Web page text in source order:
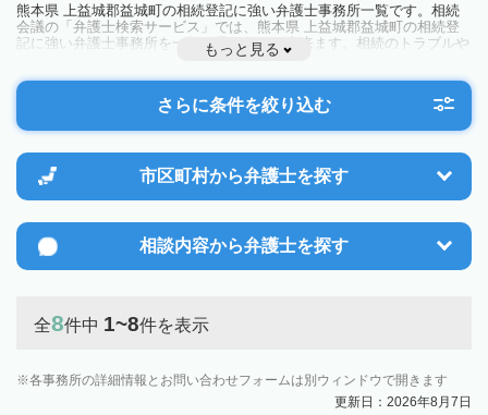
熊本県 上益城郡益城町の相続登記に強い弁護士事務所一覧です。相続
会議の「弁護士検索サービス」では、熊本県 上益城郡益城町の相続登
記に強い弁護士事務所を一覧で見ることが出来ます。相続のトラブルや
お悩みを抱えている方は一度近隣の弁護士に相談してみましょう。
もっと見る
さらに条件を絞り込む
市区町村から弁護士を探す
相談内容から弁護士を探す
全8件中 1~8件を表示
各事務所の詳細情報とお問い合わせフォームは別ウィンドウで開きます
更新日：2026年8月7日